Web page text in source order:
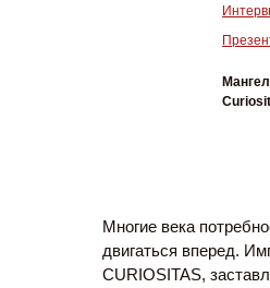
Многие века
двигаться вперед.
CURIOSITAS,